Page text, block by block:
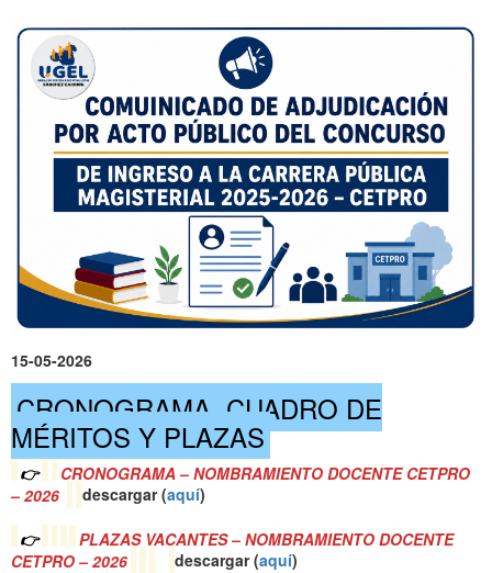
15-05-2026
CRONOGRAMA, CUADRO DE
MÉRITOS Y PLAZAS
👉
CRONOGRAMA – NOMBRAMIENTO DOCENTE CETPRO
– 2026
descargar (aquí)
👉
PLAZAS VACANTES – NOMBRAMIENTO DOCENTE
CETPRO – 2026
descargar (aquí)